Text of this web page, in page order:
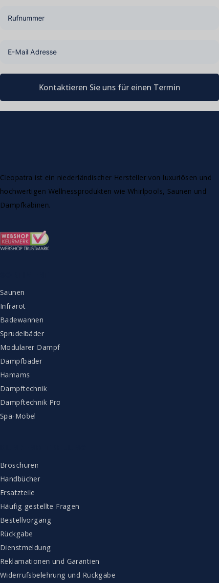
Kontaktieren Sie uns für einen Termin
Cleopatra ist ein niederländischer Hersteller von luxuriösen und
hochwertigen Wellnessprodukten wie Whirlpools, Saunen und
Dampfkabinen.
Saunen
Infrarot
Badewannen
Sprudelbäder
Modularer Dampf
Dampfbäder
Hamams
Dampftechnik
Dampftechnik Pro
Spa-Möbel
Broschüren
Handbücher
Ersatzteile
Häufig gestellte Fragen
Bestellvorgang
Rückgabe
Dienstmeldung
Reklamationen und Garantien
Widerrufsbelehrung und Rückgabe